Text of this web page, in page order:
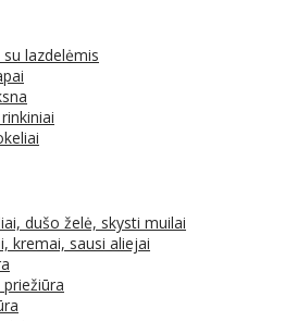
lazdelėmis
dušo želė, skysti muilai
kremai, sausi aliejai